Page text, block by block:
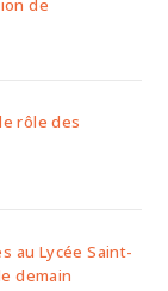
rôle des
au Lycée Saint-
demain